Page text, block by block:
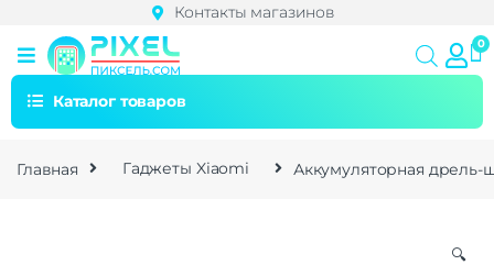
Контакты магазинов
Каталог товаров
Главная Гаджеты Xiaomi Аккумуляторная дрель-
🔍